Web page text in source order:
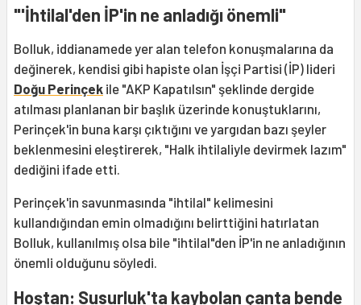
"'İhtilal'den İP'in ne anladığı önemli"
Bolluk, iddianamede yer alan telefon konuşmalarına da
değinerek, kendisi gibi hapiste olan İşçi Partisi (İP) lideri
Doğu Perinçek ile "AKP Kapatılsın" şeklinde dergide
atılması planlanan bir başlık üzerinde konuştuklarını,
Perinçek'in buna karşı çıktığını ve yargıdan bazı şeyler
beklenmesini eleştirerek, "Halk ihtilaliyle devirmek lazım"
dediğini ifade etti.
Perinçek'in savunmasında "ihtilal" kelimesini
kullandığından emin olmadığını belirttiğini hatırlatan
Bolluk, kullanılmış olsa bile "ihtilal"den İP'in ne anladığının
önemli olduğunu söyledi.
Hoştan: Susurluk'ta kaybolan çanta bende